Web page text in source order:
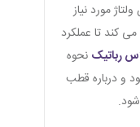
مورد نیاز
کند تا عملکرد
رباتیک نحوه
و درباره قطب